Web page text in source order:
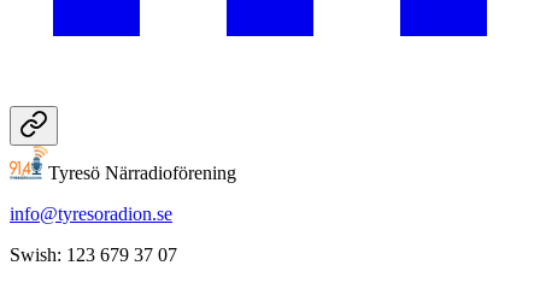
Tyresö Närradioförening
info@tyresoradion.se
Swish: 123 679 37 07